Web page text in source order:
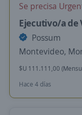
Se precisa
Ejecutivo/a
Possum
Montevideo,
$U 111.111,00
Hace 4 días